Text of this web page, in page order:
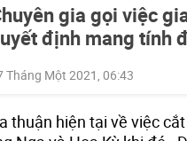
gia gọi việc
định mang tính
Tháng Một 2021, 06:43
thuận hiện tại về việc